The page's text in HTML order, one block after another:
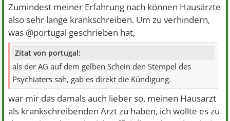
Zumindest meiner Erfahrung nach können Hausärzte
also sehr lange krankschreiben. Um zu verhindern,
was @portugal geschrieben hat,
Zitat von portugal:
als der AG auf dem gelben Schein den Stempel des
Psychiaters sah, gab es direkt die Kündigung.
war mir das damals auch lieber so, meinen Hausarzt
als krankschreibenden Arzt zu haben, ich wollte es zu